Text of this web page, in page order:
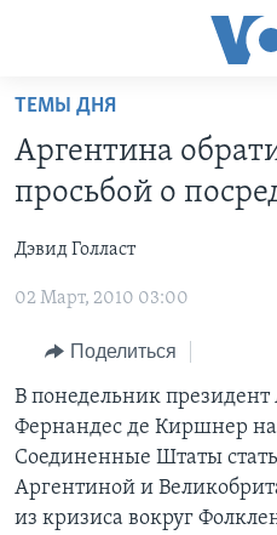
Перейти
основной
контент
Перейти
навигации
Перейти
поиск
ПРОГРАММЫ
НОВОСТИ ЗА МИНУТУ
ИТОГИ
ПОЧЕМУ ЭТО ВАЖНО?
ДИСКУССИЯ VOA
ДЕТАЛИ
НЬЮ-ЙОРК NEW YORK
АМЕРИКА. БОЛЬШОЕ
ПРОЕКТЫ
УЧИМ АНГЛИЙСКИЙ
НАША АМЕРИКАНСКАЯ
А КАК В АМЕРИКЕ?
АРТЕФАКТЫ
АМЕРИКАНСКИЕ ГОРОДКИ
ТЕСТЫ
ЭКСПЕРТИЗА
ИНТЕРВЬЮ
ФАКТЫ ПРОТИВ ФЕЙКОВ
ЗА СВОБОДУ ПРЕССЫ
УЧИМ АНГЛИЙСКИЙ
ВИДЕО
ПОДПИСКА НА НОВОСТИ
ТЕМЫ ДНЯ
Аргентина
просьбой о
Дэвид Голласт
02 Март, 2010 03:00
Поделиться
В понедельник
Фернандес де Киршнер
Соединенные Штаты
Аргентиной и
из кризиса вокруг